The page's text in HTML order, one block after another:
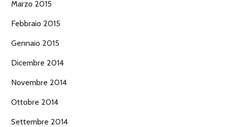
Marzo 2015
Febbraio 2015
Gennaio 2015
Dicembre 2014
Novembre 2014
Ottobre 2014
Settembre 2014